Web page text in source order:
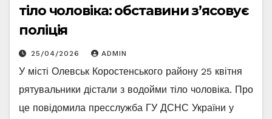
тіло чоловіка: обставини з’ясовує
поліція
25/04/2026 ADMIN
У місті Олевськ Коростенського району 25 квітня
рятувальники дістали з водойми тіло чоловіка. Про
це повідомила пресслужба ГУ ДСНС України у